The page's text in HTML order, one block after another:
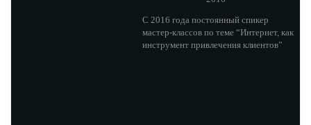
C 2016 года постоянный спикер
мастер-классов по теме “Интернет, как
инструмент привлечения клиентов”